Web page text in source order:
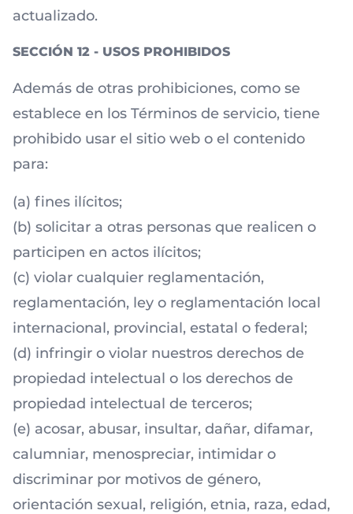
actualizado.
SECCIÓN 12 - USOS PROHIBIDOS
Además de otras prohibiciones, como se
establece en los Términos de servicio, tiene
prohibido usar el sitio web o el contenido
para:
(a) fines ilícitos;
(b) solicitar a otras personas que realicen o
participen en actos ilícitos;
(c) violar cualquier reglamentación,
reglamentación, ley o reglamentación local
internacional, provincial, estatal o federal;
(d) infringir o violar nuestros derechos de
propiedad intelectual o los derechos de
propiedad intelectual de terceros;
(e) acosar, abusar, insultar, dañar, difamar,
calumniar, menospreciar, intimidar o
discriminar por motivos de género,
orientación sexual, religión, etnia, raza, edad,